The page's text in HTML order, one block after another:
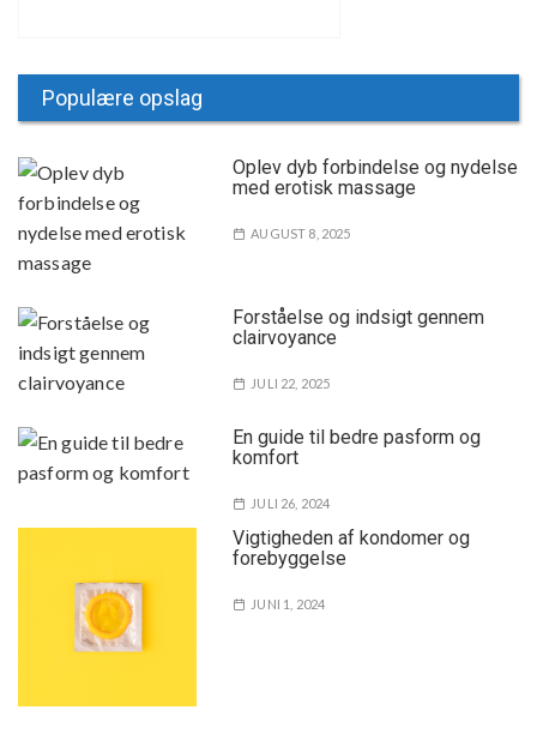
Populære opslag
Oplev dyb forbindelse og nydelse
med erotisk massage
AUGUST 8, 2025
Forståelse og indsigt gennem
clairvoyance
JULI 22, 2025
En guide til bedre pasform og
komfort
JULI 26, 2024
Vigtigheden af kondomer og
forebyggelse
JUNI 1, 2024